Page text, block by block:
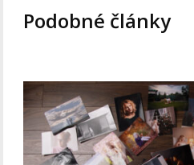
Podobné články